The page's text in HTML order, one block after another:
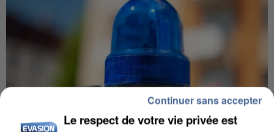
Le respect de votre vie privée est
Continuer sans accepter